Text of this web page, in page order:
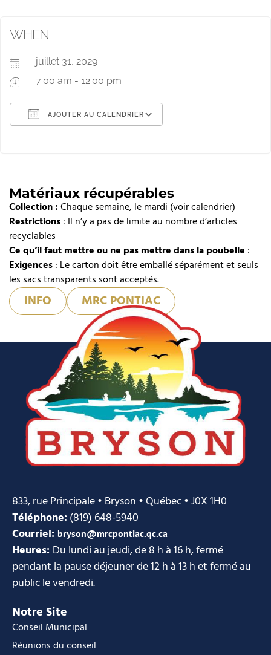
Matériaux récupérables
Collection :Chaque semaine, le mardi (voir calendrier)
Restrictions: Il n’y a pas de limite au nombre d’articles
recyclables
Ce qu’il faut mettre ou ne pas mettre dans la poubelle :
Exigences: Le carton doit être emballé séparément et seuls
les sacs transparents sont acceptés.
INFO MRC PONTIAC
WHEN
juillet 31, 2029
7:00 am - 12:00 pm
AJOUTER AU CALENDRIER
iCalendar
Office 365
Outlook Live
833, rue Principale • Bryson • Québec • J0X 1H0
Téléphone:(819) 648-5940
Courriel: bryson@mrcpontiac.qc.ca
Heures: Du lundi au jeudi, de 8 h à 16 h, fermé
pendant la pause déjeuner de 12 h à 13 h et fermé au
public le vendredi.
Notre Site
Conseil Municipal
Réunions du conseil